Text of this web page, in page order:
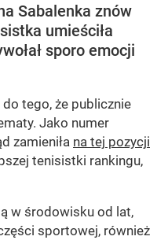
Sabalenka znów
umieściła
sporo emocji
do tego, że publicznie
Jako numer
zamieniła na tej pozycji
tenisistki rankingu,
w środowisku od lat,
sportowej, również